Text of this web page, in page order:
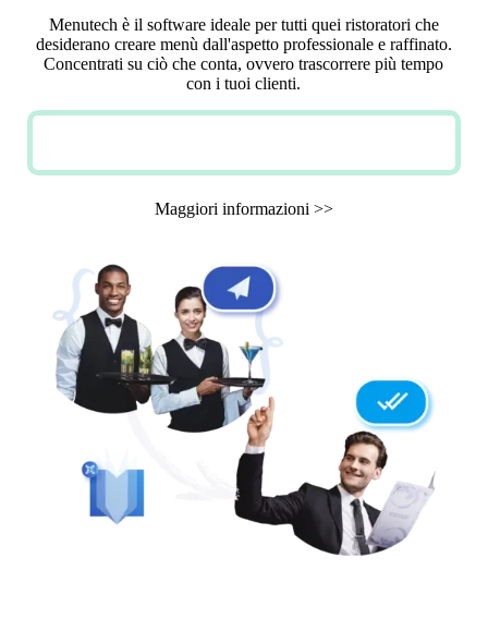
Menutech è il software ideale per tutti quei ristoratori che
desiderano creare menù dall'aspetto professionale e raffinato.
Concentrati su ciò che conta, ovvero trascorrere più tempo
con i tuoi clienti.
Maggiori informazioni >>